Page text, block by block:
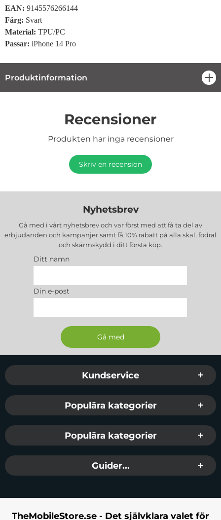
EAN: 9145576266144
Färg: Svart
Material: TPU/PC
Passar: iPhone 14 Pro
Produktinformation
Recensioner
Produkten har inga recensioner
Skriv en recension
Nyhetsbrev
Gå med i vårt nyhetsbrev och var först med att få ta del av
erbjudanden och kampanjer samt få 10% rabatt på alla skal, fodral
och skärmskydd i ditt första köp.
Ditt namn
Din e-post
Sidfot Blandad info och länkar
Kundservice
Populära kategorier
Populära kategorier
Guider...
TheMobileStore.se - Det självklara valet för